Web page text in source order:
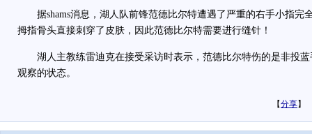
据shams消息，湖人队前锋范德比尔特遭遇了严重的右手小指完
拇指骨头直接刺穿了皮肤，因此范德比尔特需要进行缝针！
湖人主教练雷迪克在接受采访时表示，范德比尔特伤的是非投蓝
观察的状态。
【分享】